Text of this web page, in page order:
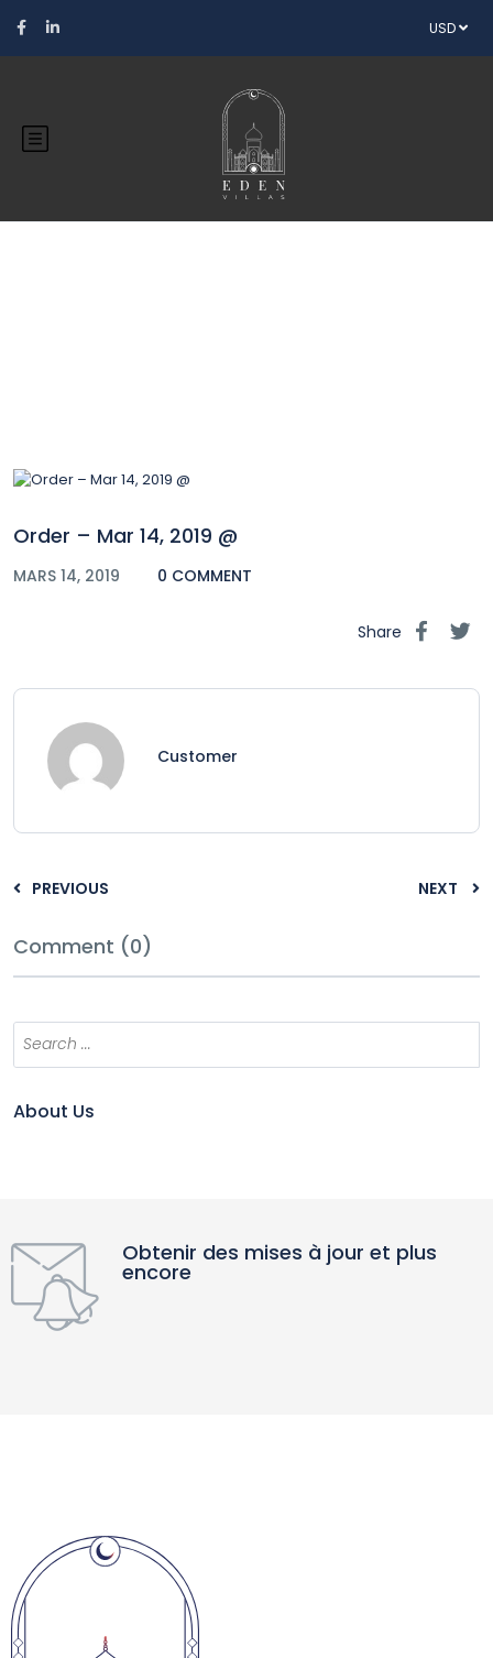
USD
Order – Mar 14, 2019 @
MARS 14, 2019 0 COMMENT
Share
Customer
PREVIOUS NEXT
Comment (0)
About Us
Obtenir des mises à jour et plus
encore